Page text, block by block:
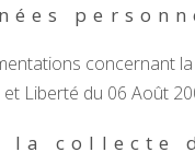
concernant
Liberté du 06 Août
la collecte